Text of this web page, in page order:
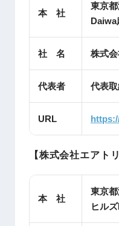
本 社
東京
Daiwa
社 名 株式
代表者 代表
URL
【株式会社エアトリ
本 社
東京
ヒル